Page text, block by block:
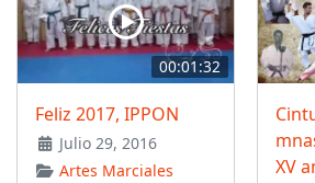
00:01:32
Feliz 2017, IPPON
Julio 29, 2016
Artes Marciales
XV